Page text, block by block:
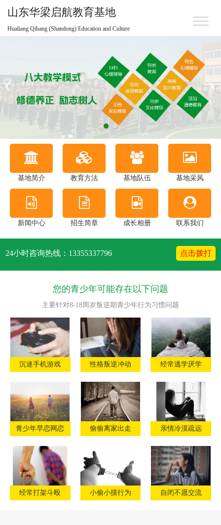
山东华梁启航教育基地
Hualiang Qihang (Shandong) Education and Culture
基地简介 教育方法 基地队伍 基地采风
新闻中心 招生简章 成长相册 联系我们
点击拨打
24小时咨询热线：13355337796
您的青少年可能存在以下问题
主要针对8-18周岁叛逆期青少年行为习惯问题
沉迷手机游戏 性格叛逆冲动 经常逃学厌学
青少年早恋网恋 偷偷离家出走 亲情冷漠疏远
经常打架斗殴 小偷小摸行为 自闭不愿交流